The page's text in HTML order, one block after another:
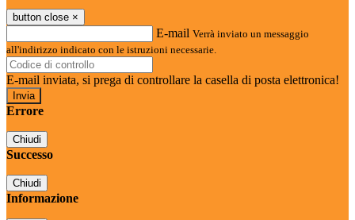
button close ×
E-mail Verrà inviato un messaggio
all'indirizzo indicato con le istruzioni necessarie.
E-mail inviata, si prega di controllare la casella di posta elettronica!
Errore
Chiudi
Successo
Chiudi
Informazione